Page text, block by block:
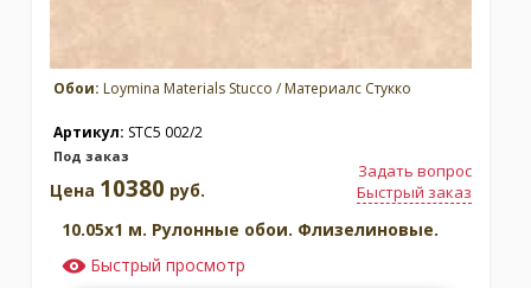
Обои: Loymina Materials Stucco / Материалс Стукко
Артикул: STC5 002/2
Под заказ
Задать вопрос
Быстрый заказ
Цена 10380 руб.
10.05x1 м. Рулонные обои. Флизелиновые.
Быстрый просмотр